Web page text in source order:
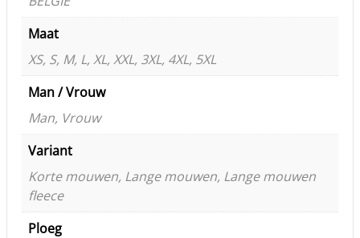
Maat
XS, S, M, L, XL, XXL, 3XL, 4XL, 5XL
Man / Vrouw
Man, Vrouw
Variant
Korte mouwen, Lange mouwen, Lange mouwen
fleece
Ploeg